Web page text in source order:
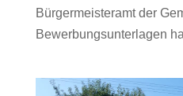
Bürgermeisteramt der
Bewerbungsunterlagen